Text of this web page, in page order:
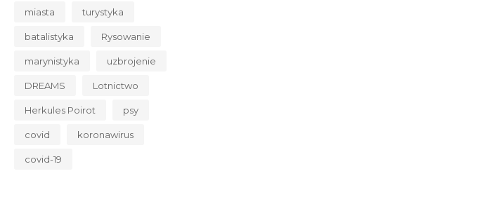
miasta turystyka
batalistyka Rysowanie
marynistyka uzbrojenie
DREAMS Lotnictwo
Herkules Poirot psy
covid koronawirus
covid-19